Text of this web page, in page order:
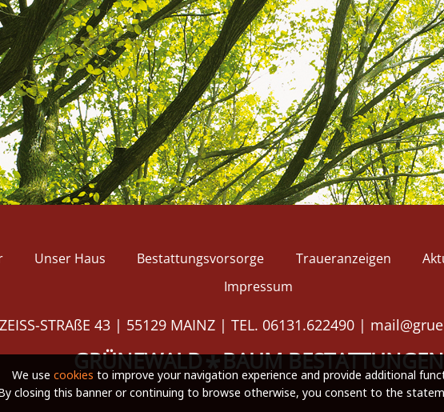
We use cookies to improve your navigation experience and provide additional
closing this banner or continuing to browse otherwise, you consent to the
powered by WPCookiePro
Unser Haus Bestattungsvorsorge Traueranzeigen
Impressum
STRAßE 43 | 55129 MAINZ | TEL. 06131.622490 |
GRÜNEWALD*BAUM BESTATTUNGEN